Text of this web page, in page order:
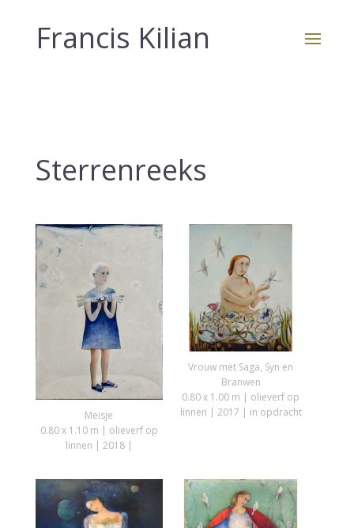
Francis Kilian
Sterrenreeks
Meisje
0.80 x 1.10 m | olieverf op
linnen | 2018 |
Vrouw met Saga, Syn en
Branwen
0.80 x 1.00 m | olieverf op
linnen | 2017 | in opdracht